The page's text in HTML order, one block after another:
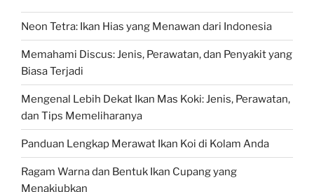
Neon Tetra: Ikan Hias yang Menawan dari Indonesia
Memahami Discus: Jenis, Perawatan, dan Penyakit yang
Biasa Terjadi
Mengenal Lebih Dekat Ikan Mas Koki: Jenis, Perawatan,
dan Tips Memeliharanya
Panduan Lengkap Merawat Ikan Koi di Kolam Anda
Ragam Warna dan Bentuk Ikan Cupang yang
Menakjubkan